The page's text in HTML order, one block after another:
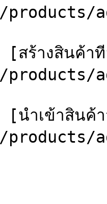
ร้างสินค้าที
ำเข้าสินค้า